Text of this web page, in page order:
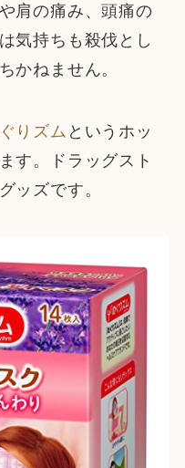
肩の痛み、頭痛の
気持ちも殺伐とし
かねません。
りズム というホッ
す。ドラッグスト
ッズです。